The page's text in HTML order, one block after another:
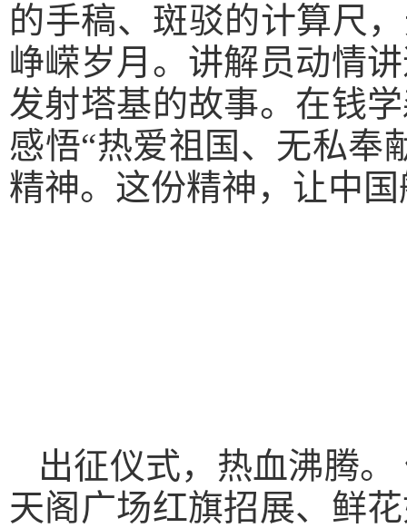
的手稿、斑驳的计算尺
峥嵘岁月。讲解员动情
发射塔基的故事。在钱
感悟“热爱祖国、无私奉
精神。这份精神，让中
出征仪式，热血沸腾
天阁广场红旗招展、鲜